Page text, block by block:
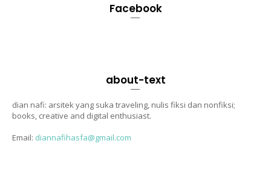
Facebook
about-text
dian nafi: arsitek yang suka traveling, nulis fiksi dan nonfiksi;
books, creative and digital enthusiast.
Email: diannafihasfa@gmail.com